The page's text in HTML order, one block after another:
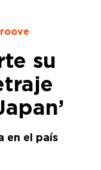
su
en el país